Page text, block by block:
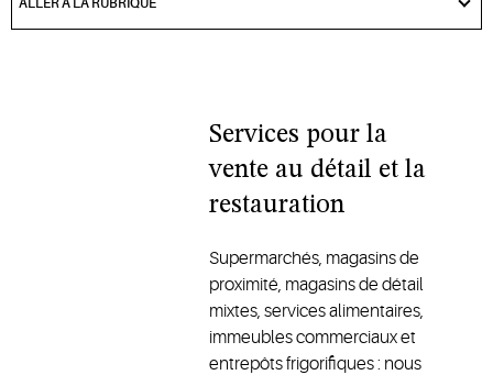
ALLER À LA RUBRIQUE
Services pour la
vente au détail et la
restauration
Supermarchés, magasins de
proximité, magasins de détail
mixtes, services alimentaires,
immeubles commerciaux et
entrepôts frigorifiques : nous